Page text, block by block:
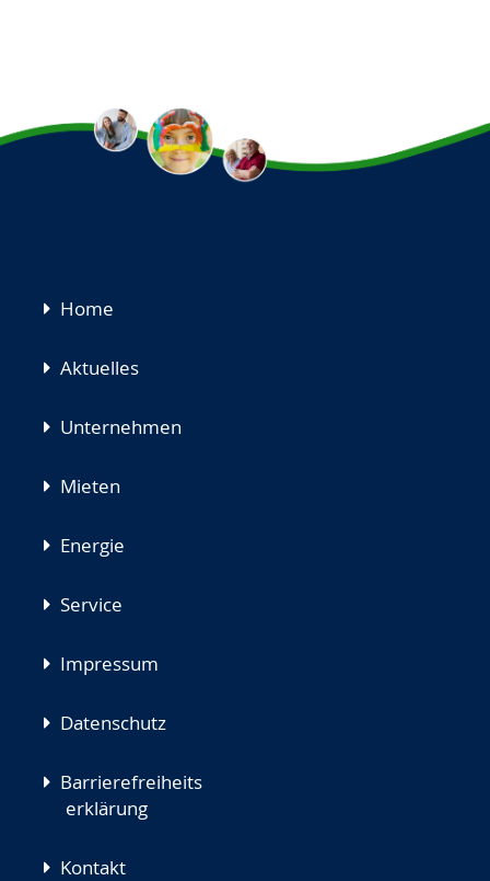
Navigation
Home
Aktuelles
Unternehmen
Mieten
Energie
Service
Impressum
Datenschutz
Barrierefreiheits
erklärung
Kontakt